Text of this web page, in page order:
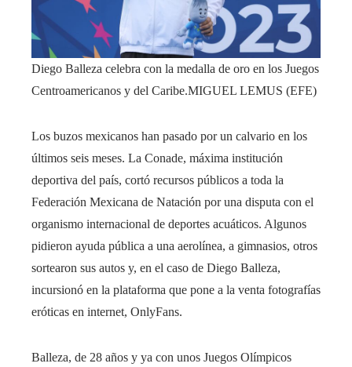
Diego Balleza celebra con la medalla de oro en los Juegos
Centroamericanos y del Caribe.MIGUEL LEMUS (EFE)
Los buzos mexicanos han pasado por un calvario en los
últimos seis meses. La Conade, máxima institución
deportiva del país, cortó recursos públicos a toda la
Federación Mexicana de Natación por una disputa con el
organismo internacional de deportes acuáticos. Algunos
pidieron ayuda pública a una aerolínea, a gimnasios, otros
sortearon sus autos y, en el caso de Diego Balleza,
incursionó en la plataforma que pone a la venta fotografías
eróticas en internet, OnlyFans.
Balleza, de 28 años y ya con unos Juegos Olímpicos